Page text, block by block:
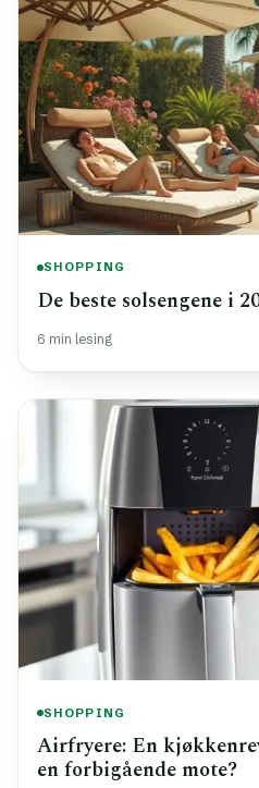
SHOPPING
De beste solsengene i
6 min lesing
SHOPPING
Airfryere: En
en forbigående mote?